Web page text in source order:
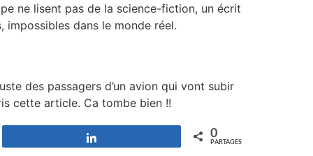
ne lisent pas de la science-fiction, un écrit
dans le monde réel.
des passagers d’un avion qui vont subir
cette article. Ca tombe bien !!
0
PARTAGES